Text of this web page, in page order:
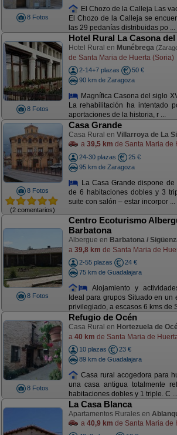
8 Fotos
El Chozo de la Calleja Las
El Chozo de la Calleja se
las 29 pedanías distribuidas po ...
8 Fotos
Hotel Rural La Casona
Hotel Rural en Munébrega
de Santa Maria de Huerta (Soria)
2-14+7 plazas
50 €
90 km de Zaragoza
Magnífica Casona del siglo
La rehabilitación ha intentado
aportaciones de la historia, r ...
8 Fotos
(2 comentarios)
Casa Grande
Casa Rural en Villarroya de La
a 39,5 km de Santa Maria de
24-30 plazas
25 €
95 km de Zaragoza
La Casa Grande dispone
de 6 habitaciones dobles y 3
suite con salón – estar incorpor ...
8 Fotos
Centro Ecoturismo
Barbatona
Albergue en Barbatona /
a 39,8 km de Santa Maria de
2-55 plazas
24 €
75 km de Guadalajara
Alojamiento y
Ideal para grupos Situado en un
privilegiado, a escasos 6 kms de
8 Fotos
Refugio de Océn
Casa Rural en Hortezuela de
a 40 km de Santa Maria de
10 plazas
23 €
89 km de Guadalajara
Casa rural acogedora para
una casa antigua totalmente
habitaciones dobles y 1 triple. C ...
La Casa Blanca
Apartamentos Rurales en
a 40,9 km de Santa Maria de